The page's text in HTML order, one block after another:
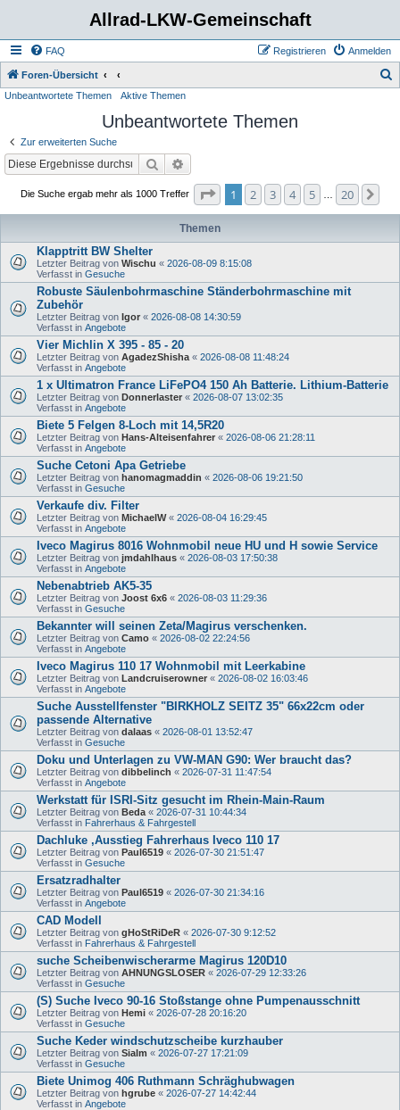
Allrad-LKW-Gemeinschaft
FAQ Anmelden
Registrieren
Foren-Übersicht
Unbeantwortete Themen Aktive Themen
Unbeantwortete Themen
Zur erweiterten Suche
Suche
Die Suche ergab mehr als 1000 Treffer Seite von
1 2 3 4 5 20
Themen
Klapptritt BW Shelter
Letzter Beitrag von Wischu « 2026-08-09 8:15:08
Verfasst in Gesuche
Robuste Säulenbohrmaschine Ständerbohrmaschine mit
Zubehör
Letzter Beitrag von Igor « 2026-08-08 14:30:59
Verfasst in Angebote
Vier Michlin X 395 - 85 - 20
Letzter Beitrag von AgadezShisha « 2026-08-08 11:48:24
Verfasst in Angebote
1 x Ultimatron France LiFePO4 150 Ah Batterie. Lithium-Batterie
Letzter Beitrag von Donnerlaster « 2026-08-07 13:02:35
Verfasst in Angebote
Biete 5 Felgen 8-Loch mit 14,5R20
Letzter Beitrag von Hans-Alteisenfahrer « 2026-08-06 21:28:11
Verfasst in Angebote
Suche Cetoni Apa Getriebe
Letzter Beitrag von hanomagmaddin « 2026-08-06 19:21:50
Verfasst in Gesuche
Verkaufe div. Filter
Letzter Beitrag von MichaelW« 2026-08-04 16:29:45
Verfasst in Angebote
Iveco Magirus 8016 Wohnmobil neue HU und H sowie Service
Letzter Beitrag von jmdahlhaus « 2026-08-03 17:50:38
Verfasst in Angebote
Nebenabtrieb AK5-35
Letzter Beitrag von Joost 6x6 « 2026-08-03 11:29:36
Verfasst in Gesuche
Bekannter will seinen Zeta/Magirus verschenken.
Letzter Beitrag von Camo « 2026-08-02 22:24:56
Verfasst in Angebote
Iveco Magirus 110 17 Wohnmobil mit Leerkabine
Letzter Beitrag von Landcruiserowner « 2026-08-02 16:03:46
Verfasst in Angebote
Suche Ausstellfenster "BIRKHOLZ SEITZ 35" 66x22cm oder
passende Alternative
Letzter Beitrag von dalaas « 2026-08-01 13:52:47
Verfasst in Gesuche
Doku und Unterlagen zu VW-MAN G90: Wer braucht das?
Letzter Beitrag von dibbelinch « 2026-07-31 11:47:54
Verfasst in Angebote
Werkstatt für ISRI-Sitz gesucht im Rhein-Main-Raum
Letzter Beitrag von Beda « 2026-07-31 10:44:34
Verfasst in Fahrerhaus & Fahrgestell
Dachluke ,Ausstieg Fahrerhaus Iveco 110 17
Letzter Beitrag von Paul6519 « 2026-07-30 21:51:47
Verfasst in Gesuche
Ersatzradhalter
Letzter Beitrag von Paul6519 « 2026-07-30 21:34:16
Verfasst in Angebote
CAD Modell
Letzter Beitrag von gHoStRiDeR « 2026-07-30 9:12:52
Verfasst in Fahrerhaus & Fahrgestell
suche Scheibenwischerarme Magirus 120D10
Letzter Beitrag von AHNUNGSLOSER « 2026-07-29 12:33:26
Verfasst in Gesuche
(S) Suche Iveco 90-16 Stoßstange ohne Pumpenausschnitt
Letzter Beitrag von Hemi « 2026-07-28 20:16:20
Verfasst in Gesuche
Suche Keder windschutzscheibe kurzhauber
Letzter Beitrag von Sialm « 2026-07-27 17:21:09
Verfasst in Gesuche
Biete Unimog 406 Ruthmann Schräghubwagen
Letzter Beitrag von hgrube « 2026-07-27 14:42:44
Verfasst in Angebote